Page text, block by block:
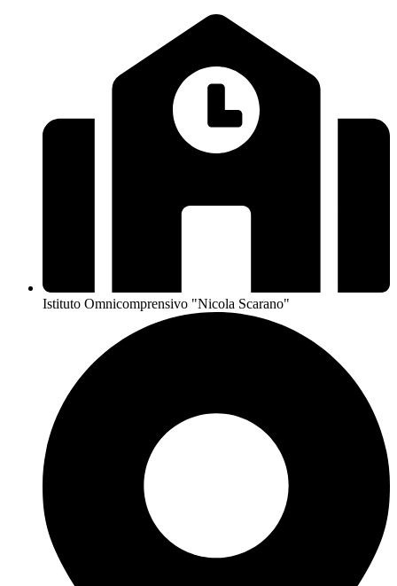
Istituto Omnicomprensivo "Nicola Scarano"